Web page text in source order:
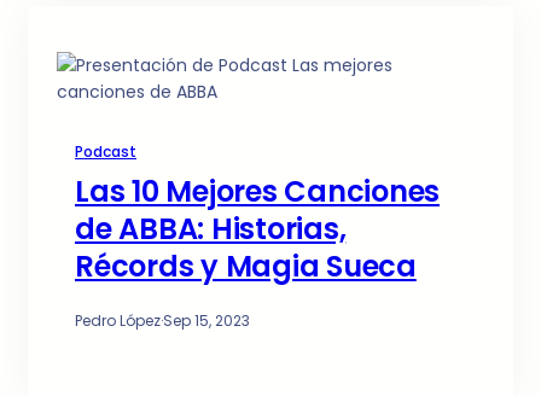
Podcast
Las 10 Mejores Canciones
de ABBA: Historias,
Récords y Magia Sueca
Pedro López·Sep 15, 2023